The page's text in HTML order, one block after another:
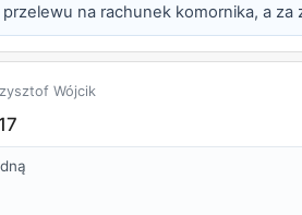
na rachunek komornika, a
wierzyciela sporządzone w
Wójcik